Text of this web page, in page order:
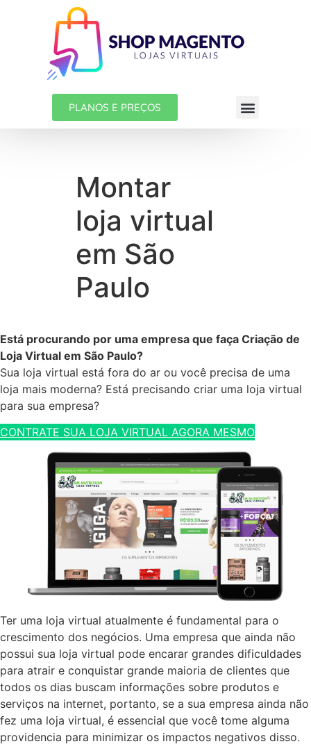
PLANOS E PREÇOS
Montar
loja virtual
em São
Paulo
Está procurando por uma empresa que faça Criação de
Loja Virtual em São Paulo?
Sua loja virtual está fora do ar ou você precisa de uma
loja mais moderna? Está precisando criar uma loja virtual
para sua empresa?
CONTRATE SUA LOJA VIRTUAL AGORA MESMO
Ter uma loja virtual atualmente é fundamental para o
crescimento dos negócios. Uma empresa que ainda não
possui sua loja virtual pode encarar grandes dificuldades
para atrair e conquistar grande maioria de clientes que
todos os dias buscam informações sobre produtos e
serviços na internet, portanto, se a sua empresa ainda não
fez uma loja virtual, é essencial que você tome alguma
providencia para minimizar os impactos negativos disso.